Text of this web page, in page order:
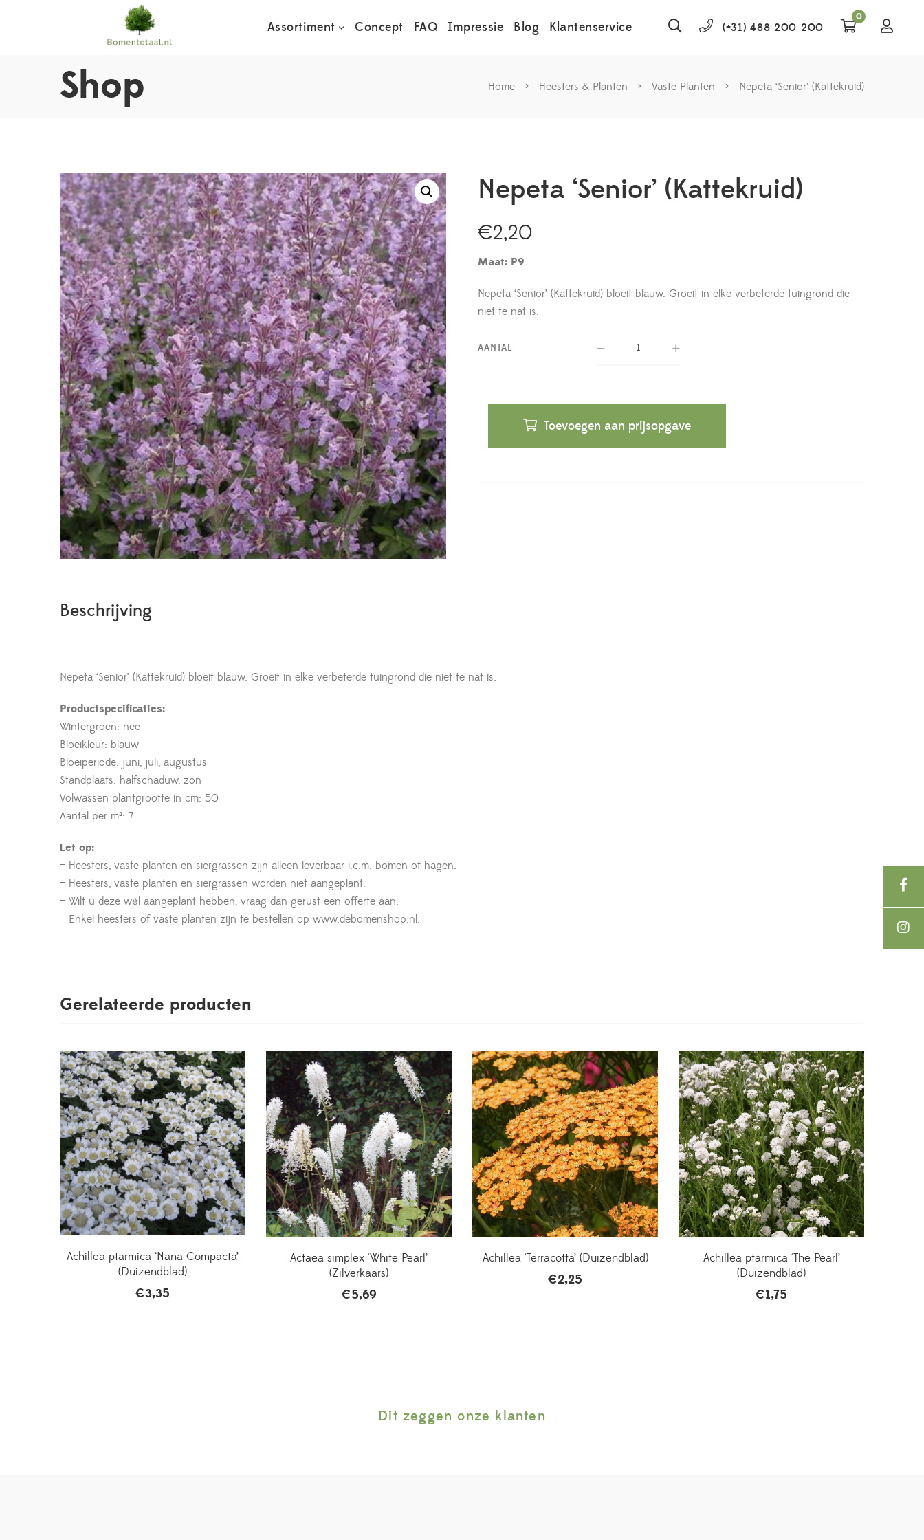
Assortiment Concept FAQ Impressie Blog Klantenservice (+31) 488 200 200
0
Shop Home > Heesters & Planten > Vaste Planten > Nepeta ‘Senior’ (Kattekruid)
Nepeta ‘Senior’ (Kattekruid)
€2,20
Maat: P9
Nepeta ‘Senior’ (Kattekruid) bloeit blauw. Groeit in elke verbeterde tuingrond die
niet te nat is.
AANTAL
Toevoegen aan prijsopgave
Beschrijving
Nepeta ‘Senior’ (Kattekruid) bloeit blauw. Groeit in elke verbeterde tuingrond die niet te nat is.
Productspecificaties:
Wintergroen: nee
Bloeikleur: blauw
Bloeiperiode: juni, juli, augustus
Standplaats: halfschaduw, zon
Volwassen plantgrootte in cm: 50
Aantal per m²: 7
Let op:
– Heesters, vaste planten en siergrassen zijn alleen leverbaar i.c.m. bomen of hagen.
– Heesters, vaste planten en siergrassen worden niet aangeplant.
– Wilt u deze wél aangeplant hebben, vraag dan gerust een offerte aan.
– Enkel heesters of vaste planten zijn te bestellen op www.debomenshop.nl.
Gerelateerde producten
Achillea ptarmica ‘Nana Compacta’
(Duizendblad)
€3,35
Actaea simplex ‘White Pearl’
(Zilverkaars)
€5,69
Achillea ‘Terracotta’ (Duizendblad)
€2,25
Achillea ptarmica ‘The Pearl’
(Duizendblad)
€1,75
Dit zeggen onze klanten